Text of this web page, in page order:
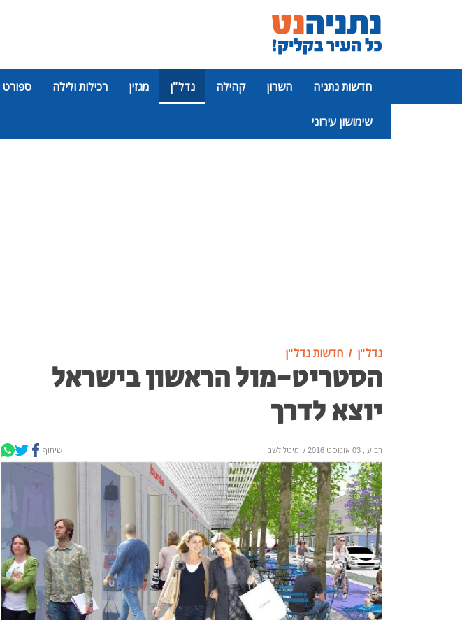
חדשות נתניה השרון קהילה נדל"ן מגזין רכילות ולילה ספורט
שימושון עירוני
נדל"ן חדשות נדל"ן
הסטריט-מול הראשון בישראל
יוצא לדרך
רביעי, 03 אוגוסט 2016 / מיטל לשם שיתוף